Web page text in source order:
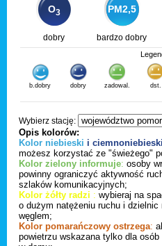
O3 PM2,5
dobry bardzo dobry
b.dobry dobry zadowal. dst.
Wybierz stację:
Opis kolorów:
Kolor niebieski i
możesz korzystać ze "świeżego"
Kolor zielony informuje: osoby
powinny ograniczyć aktywność
szlaków komunikacyjnych;
Kolor żółty radzi : wybieraj na
o dużym natężeniu ruchu i
węglem;
Kolor pomarańczowy ostrzega:
powietrzu wskazana tylko dla